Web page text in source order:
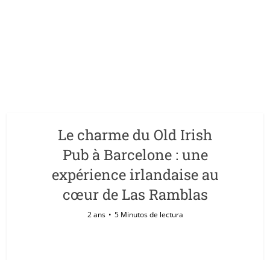
Le charme du Old Irish
Pub à Barcelone : une
expérience irlandaise au
cœur de Las Ramblas
2 ans 5 Minutos de lectura